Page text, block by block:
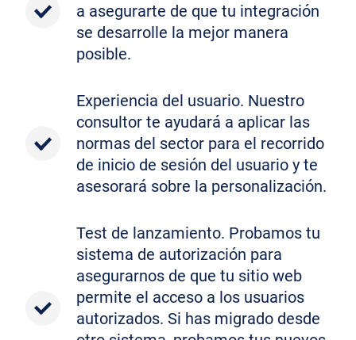
a asegurarte de que tu integración
se desarrolle la mejor manera
posible.
Experiencia del usuario. Nuestro
consultor te ayudará a aplicar las
normas del sector para el recorrido
de inicio de sesión del usuario y te
asesorará sobre la personalización.
Test de lanzamiento. Probamos tu
sistema de autorización para
asegurarnos de que tu sitio web
permite el acceso a los usuarios
autorizados. Si has migrado desde